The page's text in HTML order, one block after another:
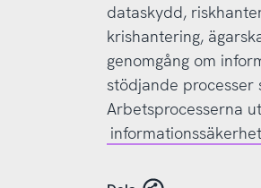
dataskydd,
krishantering,
genomgång om
stödjande
Arbetsprocesserna
informationssäkerhet